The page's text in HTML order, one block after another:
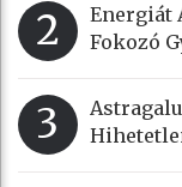
2
Energiát
Fokozó
3